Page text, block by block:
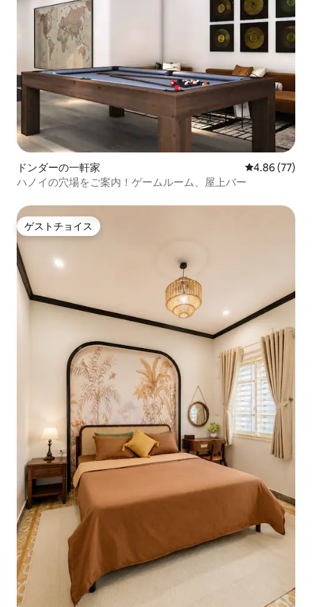
ドンダーの一軒家 レビュー77
4.86 (77)
ハノイの穴場をご案内！ゲームルーム、屋上バー
ゲストチョイス
ゲストチョイス